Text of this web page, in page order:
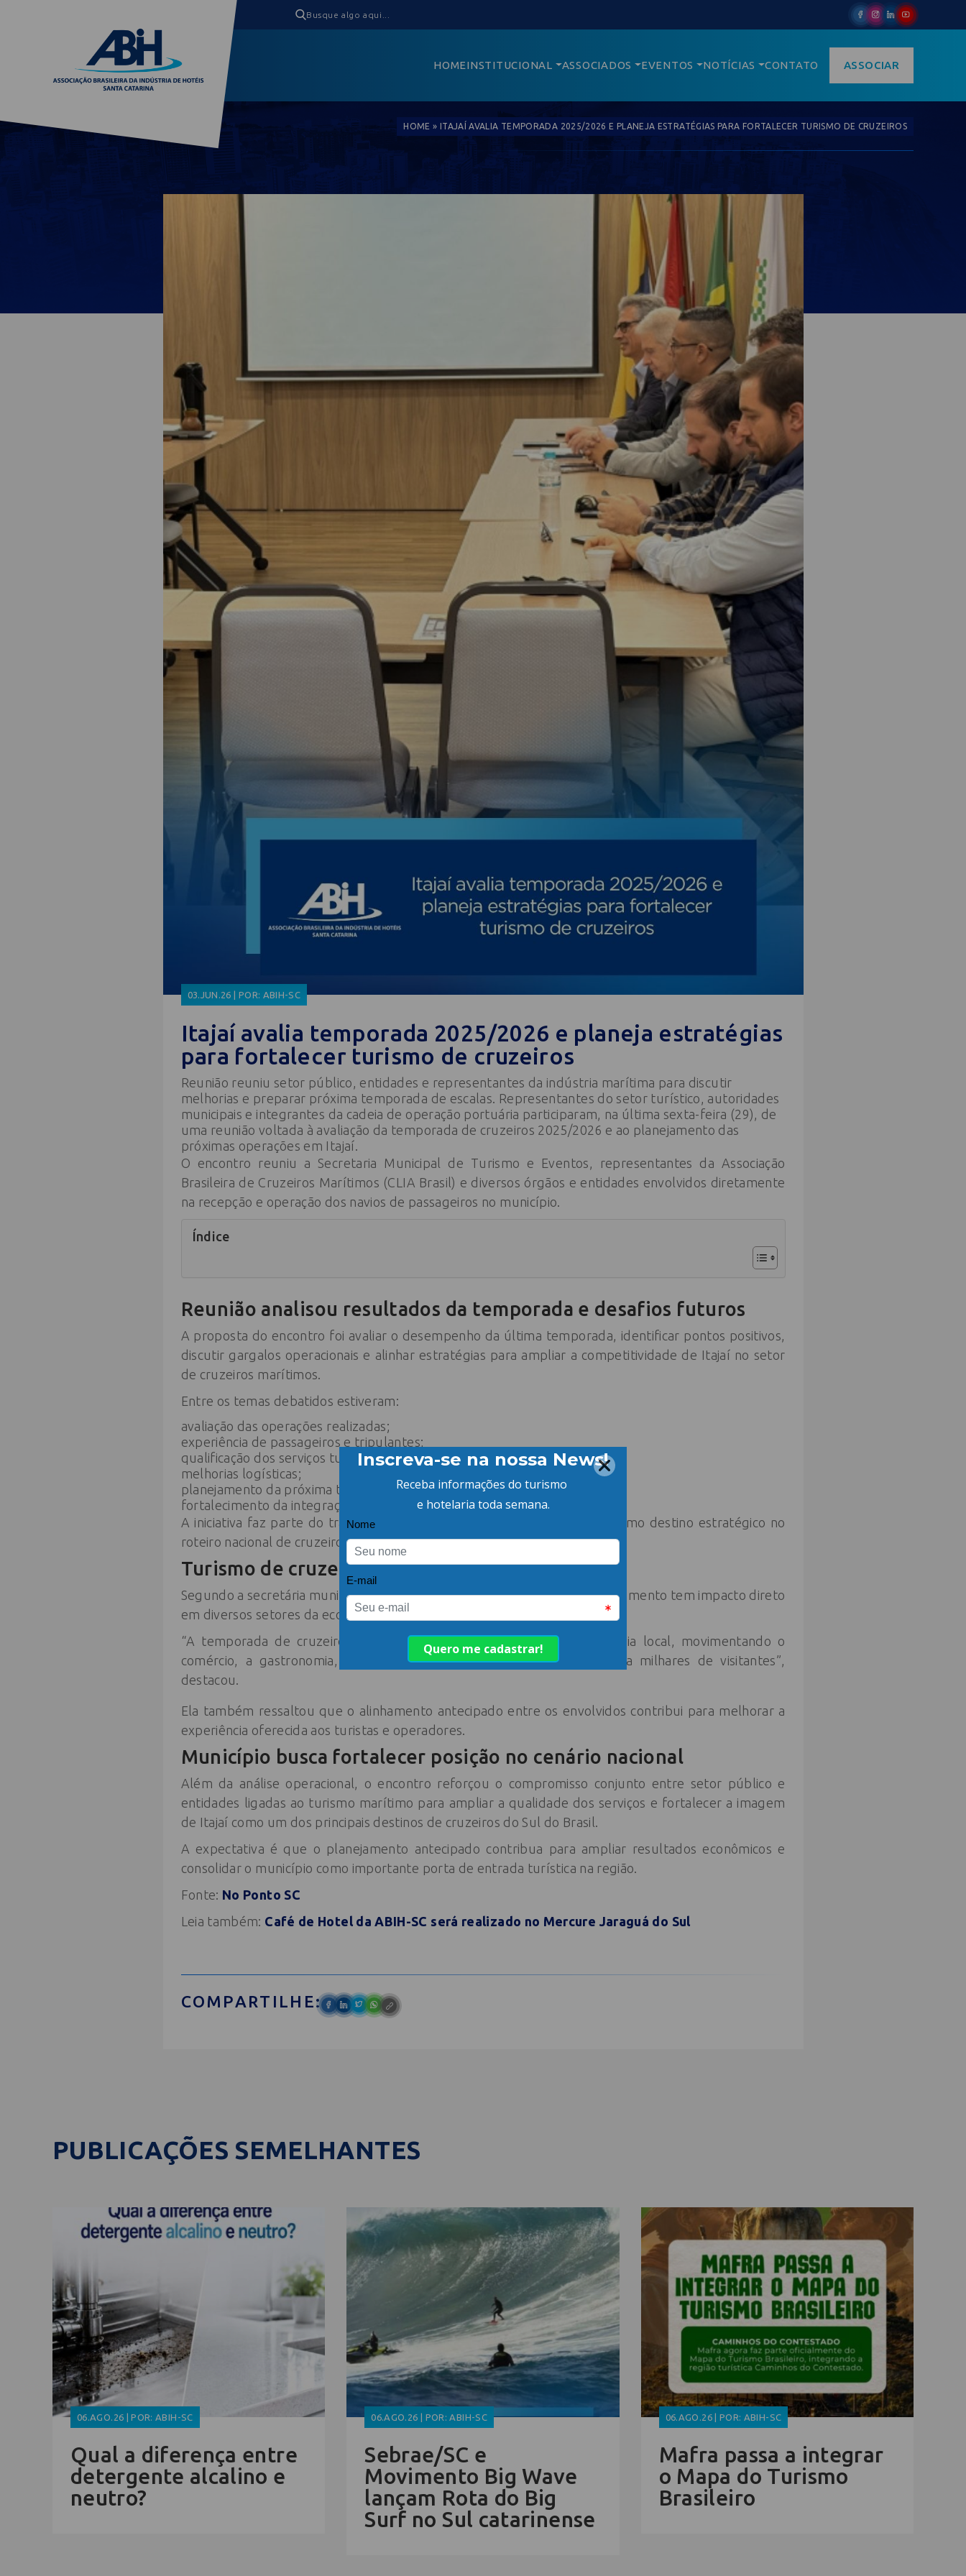
HOMEINSTITUCIONAL ASSOCIADOS EVENTOS NOTÍCIAS CONTATO ASSOCIAR
HOME » ITAJAÍ AVALIA TEMPORADA 2025/2026 E PLANEJA ESTRATÉGIAS PARA FORTALECER TURISMO DE CRUZEIROS
03.JUN.26 | POR: ABIH-SC
Itajaí avalia temporada 2025/2026 e planeja estratégias
para fortalecer turismo de cruzeiros
Reunião reuniu setor público, entidades e representantes da indústria marítima para discutir
melhorias e preparar próxima temporada de escalas. Representantes do setor turístico, autoridades
municipais e integrantes da cadeia de operação portuária participaram, na última sexta-feira (29), de
uma reunião voltada à avaliação da temporada de cruzeiros 2025/2026 e ao planejamento das
próximas operações em Itajaí.
O encontro reuniu a Secretaria Municipal de Turismo e Eventos, representantes da Associação
Brasileira de Cruzeiros Marítimos (CLIA Brasil) e diversos órgãos e entidades envolvidos diretamente
na recepção e operação dos navios de passageiros no município.
Índice
Reunião analisou resultados da temporada e desafios futuros
A proposta do encontro foi avaliar o desempenho da última temporada, identificar pontos positivos,
discutir gargalos operacionais e alinhar estratégias para ampliar a competitividade de Itajaí no setor
de cruzeiros marítimos.
Entre os temas debatidos estiveram:
avaliação das operações realizadas;
experiência de passageiros e tripulantes;
qualificação dos serviços turísticos;
melhorias logísticas;
planejamento da próxima temporada;
fortalecimento da integração entre instituições.
A iniciativa faz parte do trabalho contínuo para consolidar o município como destino estratégico no
roteiro nacional de cruzeiros.
Turismo de cruzeiros movimenta economia local
Segundo a secretária municipal de Turismo e Eventos, Gabriela Kelm, o segmento tem impacto direto
em diversos setores da economia local.
“A temporada de cruzeiros gera impactos significativos para a economia local, movimentando o
comércio, a gastronomia, os serviços e promovendo nossa cidade para milhares de visitantes”,
destacou.
Ela também ressaltou que o alinhamento antecipado entre os envolvidos contribui para melhorar a
experiência oferecida aos turistas e operadores.
Município busca fortalecer posição no cenário nacional
Além da análise operacional, o encontro reforçou o compromisso conjunto entre setor público e
entidades ligadas ao turismo marítimo para ampliar a qualidade dos serviços e fortalecer a imagem
de Itajaí como um dos principais destinos de cruzeiros do Sul do Brasil.
A expectativa é que o planejamento antecipado contribua para ampliar resultados econômicos e
consolidar o município como importante porta de entrada turística na região.
Fonte: No Ponto SC
Leia também: Café de Hotel da ABIH-SC será realizado no Mercure Jaraguá do Sul
COMPARTILHE:
PUBLICAÇÕES SEMELHANTES
06.AGO.26 | POR: ABIH-SC
Qual a diferença entre
detergente alcalino e
neutro?
06.AGO.26 | POR: ABIH-SC
Sebrae/SC e
Movimento Big Wave
lançam Rota do Big
Surf no Sul catarinense
06.AGO.26 | POR: ABIH-SC
Mafra passa a integrar
o Mapa do Turismo
Brasileiro